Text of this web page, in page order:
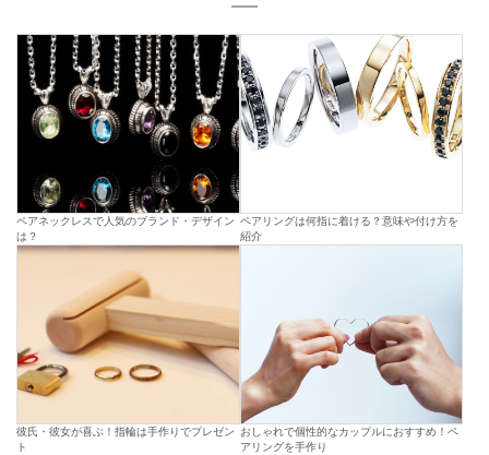
ペアネックレスで人気のブランド・デザイン
は？
ペアリングは何指に着ける？意味や付け方を
紹介
彼氏・彼女が喜ぶ！指輪は手作りでプレゼン
ト
おしゃれで個性的なカップルにおすすめ！ペ
アリングを手作り